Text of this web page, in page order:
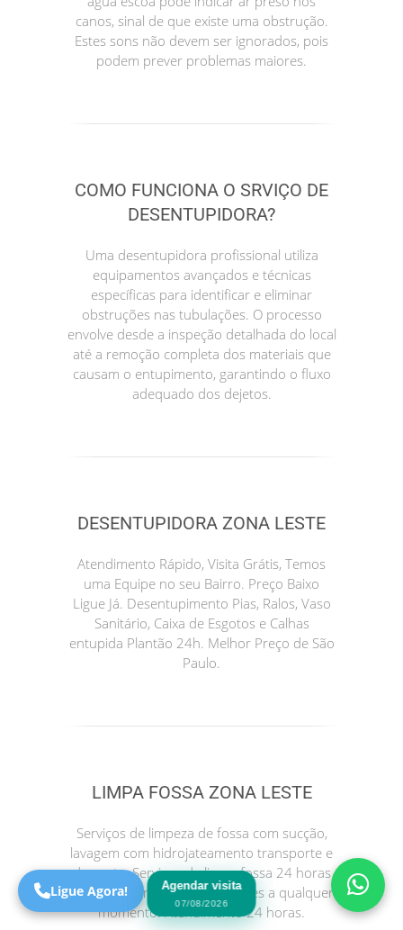
canos, sinal de que existe uma obstrução.
Estes sons não devem ser ignorados, pois
podem prever problemas maiores.
COMO FUNCIONA O SRVIÇO DE
DESENTUPIDORA?
Uma desentupidora profissional utiliza
equipamentos avançados e técnicas
específicas para identificar e eliminar
obstruções nas tubulações. O processo
envolve desde a inspeção detalhada do local
até a remoção completa dos materiais que
causam o entupimento, garantindo o fluxo
adequado dos dejetos.
DESENTUPIDORA ZONA LESTE
Atendimento Rápido, Visita Grátis, Temos
uma Equipe no seu Bairro. Preço Baixo
Ligue Já. Desentupimento Pias, Ralos, Vaso
Sanitário, Caixa de Esgotos e Calhas
entupida Plantão 24h. Melhor Preço de São
Paulo.
LIMPA FOSSA ZONA LESTE
Serviços de limpeza de fossa com sucção,
lavagem com hidrojateamento transporte e
descarte. Serviços de limpa fossa 24 horas
para atender suas necessidades a qualquer
momento. Atendimento 24 horas.
Agendar visita
07/08/2026
São Paulo! Precisa de
Ligue Agora!